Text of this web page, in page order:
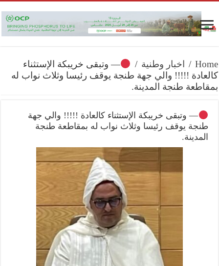
Home
/ اخبار وطنية /
— وتبقى خريبكة الإستثناء
كالعادة !!!!! والي جهة طنجة يوقف رئيسا وثلاث نواب له
بمقاطعة طنجة المدينة.
— وتبقى خريبكة الإستثناء كالعادة !!!!! والي جهة
طنجة يوقف رئيسا وثلاث نواب له بمقاطعة طنجة
المدينة.